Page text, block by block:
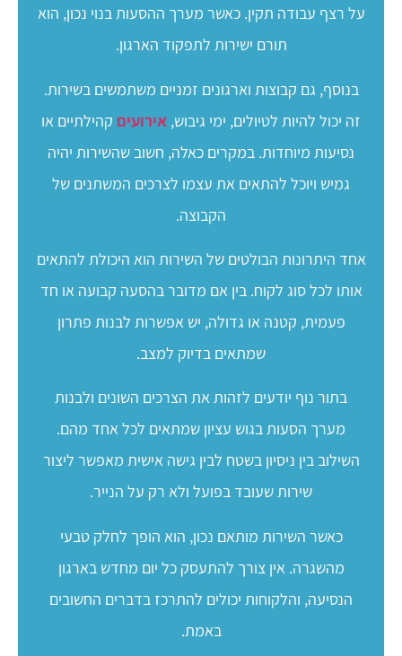
על רצף עבודה תקין. כאשר מערך ההסעות בנוי נכון, הוא
תורם ישירות לתפקוד הארגון.
בנוסף, גם קבוצות וארגונים זמניים משתמשים בשירות.
זה יכול להיות לטיולים, ימי גיבוש, אירועים קהילתיים או
נסיעות מיוחדות. במקרים כאלה, חשוב שהשירות יהיה
גמיש ויוכל להתאים את עצמו לצרכים המשתנים של
הקבוצה.
אחד היתרונות הבולטים של השירות הוא היכולת להתאים
אותו לכל סוג לקוח. בין אם מדובר בהסעה קבועה או חד
פעמית, קטנה או גדולה, יש אפשרות לבנות פתרון
שמתאים בדיוק למצב.
בתור נוף יודעים לזהות את הצרכים השונים ולבנות
מערך הסעות בגוש עציון שמתאים לכל אחד מהם.
השילוב בין ניסיון בשטח לבין גישה אישית מאפשר ליצור
שירות שעובד בפועל ולא רק על הנייר.
כאשר השירות מותאם נכון, הוא הופך לחלק טבעי
מהשגרה. אין צורך להתעסק כל יום מחדש בארגון
הנסיעה, והלקוחות יכולים להתרכז בדברים החשובים
באמת.